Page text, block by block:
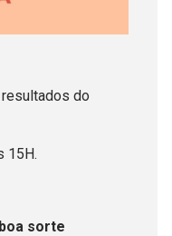
do
15H.
sorte